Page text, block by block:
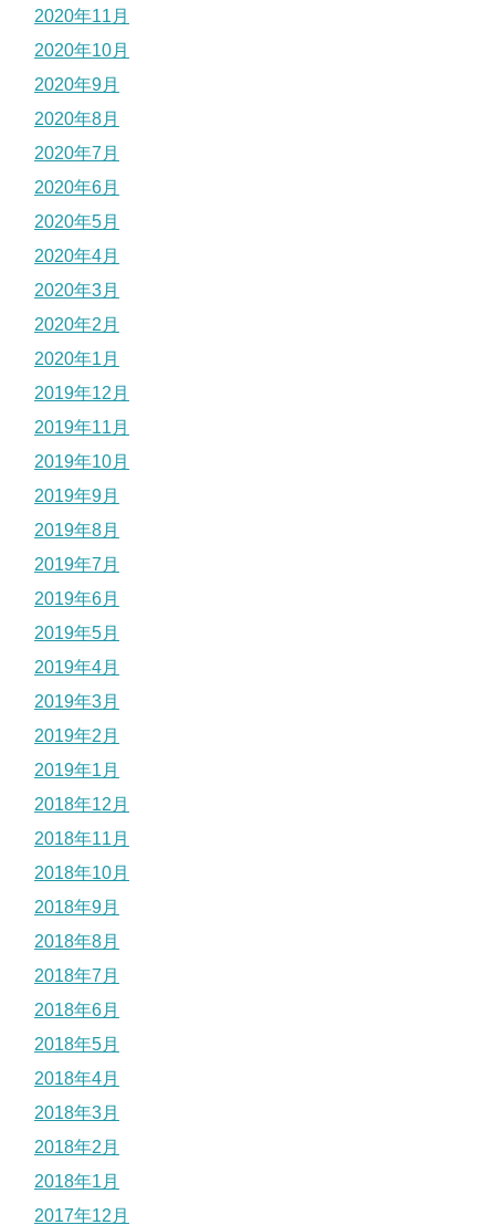
2020年11月
2020年10月
2020年9月
2020年8月
2020年7月
2020年6月
2020年5月
2020年4月
2020年3月
2020年2月
2020年1月
2019年12月
2019年11月
2019年10月
2019年9月
2019年8月
2019年7月
2019年6月
2019年5月
2019年4月
2019年3月
2019年2月
2019年1月
2018年12月
2018年11月
2018年10月
2018年9月
2018年8月
2018年7月
2018年6月
2018年5月
2018年4月
2018年3月
2018年2月
2018年1月
2017年12月